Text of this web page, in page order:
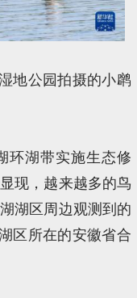
地公园拍摄的小䴙
环湖带实施生态修
现，越来越多的鸟
湖区周边观测到的
区所在的安徽省合